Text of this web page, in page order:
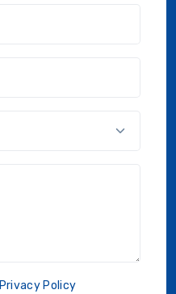
Privacy Policy